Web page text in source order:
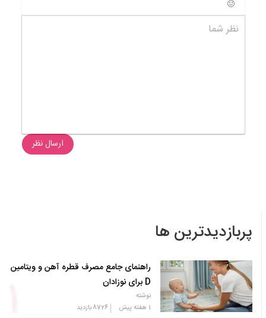
شکلک ها
نظر شما
ارسال نظر
پربازدیدترین ها
راهنمای جامع مصرف قطره آهن و ویتامین
D برای نوزادان
نوشته
1 هفته پیش
|
8726بازدید